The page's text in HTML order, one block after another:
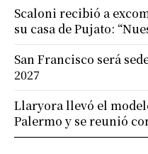
Scaloni recibió a
su casa de Pujato:
San Francisco será
2027
Llaryora llevó el
Palermo y se reunió